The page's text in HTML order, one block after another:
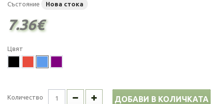
Състояние Нова стока
7.36€
Цвят
Количество ДОБАВИ В КОЛИЧКАТА